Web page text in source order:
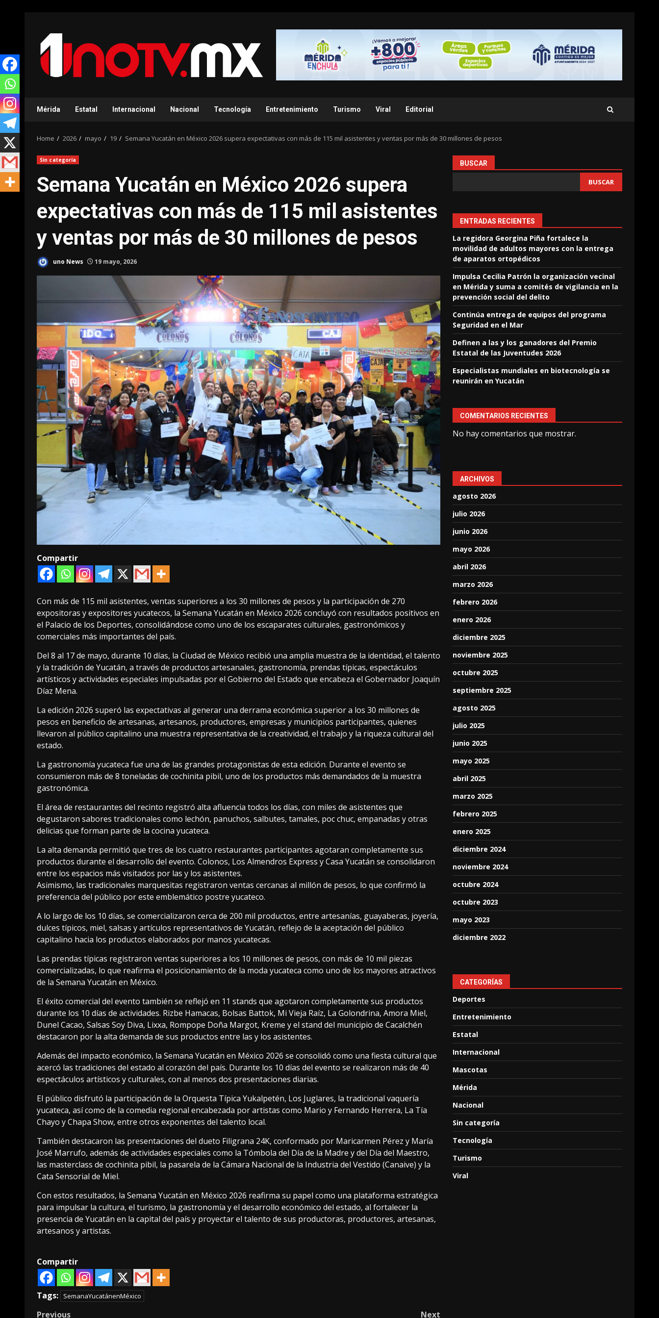
content
Mérida Estatal Internacional Nacional Tecnología Entretenimiento Turismo Viral Editorial
Home 2026 mayo 19 Semana Yucatán en México 2026 supera expectativas con más de 115 mil asistentes y ventas por más de 30 millones de pesos
Sin categoría
Semana Yucatán en México 2026 supera
expectativas con más de 115 mil asistentes
y ventas por más de 30 millones de pesos
uno News 19 mayo, 2026
Compartir
Con más de 115 mil asistentes, ventas superiores a los 30 millones de pesos y la participación de 270
expositoras y expositores yucatecos, la Semana Yucatán en México 2026 concluyó con resultados positivos en
el Palacio de los Deportes, consolidándose como uno de los escaparates culturales, gastronómicos y
comerciales más importantes del país.
Del 8 al 17 de mayo, durante 10 días, la Ciudad de México recibió una amplia muestra de la identidad, el talento
y la tradición de Yucatán, a través de productos artesanales, gastronomía, prendas típicas, espectáculos
artísticos y actividades especiales impulsadas por el Gobierno del Estado que encabeza el Gobernador Joaquín
Díaz Mena.
La edición 2026 superó las expectativas al generar una derrama económica superior a los 30 millones de
pesos en beneficio de artesanas, artesanos, productores, empresas y municipios participantes, quienes
llevaron al público capitalino una muestra representativa de la creatividad, el trabajo y la riqueza cultural del
estado.
La gastronomía yucateca fue una de las grandes protagonistas de esta edición. Durante el evento se
consumieron más de 8 toneladas de cochinita pibil, uno de los productos más demandados de la muestra
gastronómica.
El área de restaurantes del recinto registró alta afluencia todos los días, con miles de asistentes que
degustaron sabores tradicionales como lechón, panuchos, salbutes, tamales, poc chuc, empanadas y otras
delicias que forman parte de la cocina yucateca.
La alta demanda permitió que tres de los cuatro restaurantes participantes agotaran completamente sus
productos durante el desarrollo del evento. Colonos, Los Almendros Express y Casa Yucatán se consolidaron
entre los espacios más visitados por las y los asistentes.
Asimismo, las tradicionales marquesitas registraron ventas cercanas al millón de pesos, lo que confirmó la
preferencia del público por este emblemático postre yucateco.
A lo largo de los 10 días, se comercializaron cerca de 200 mil productos, entre artesanías, guayaberas, joyería,
dulces típicos, miel, salsas y artículos representativos de Yucatán, reflejo de la aceptación del público
capitalino hacia los productos elaborados por manos yucatecas.
Las prendas típicas registraron ventas superiores a los 10 millones de pesos, con más de 10 mil piezas
comercializadas, lo que reafirma el posicionamiento de la moda yucateca como uno de los mayores atractivos
de la Semana Yucatán en México.
El éxito comercial del evento también se reflejó en 11 stands que agotaron completamente sus productos
durante los 10 días de actividades. Rizbe Hamacas, Bolsas Battok, Mi Vieja Raíz, La Golondrina, Amora Miel,
Dunel Cacao, Salsas Soy Diva, Lixxa, Rompope Doña Margot, Kreme y el stand del municipio de Cacalchén
destacaron por la alta demanda de sus productos entre las y los asistentes.
Además del impacto económico, la Semana Yucatán en México 2026 se consolidó como una fiesta cultural que
acercó las tradiciones del estado al corazón del país. Durante los 10 días del evento se realizaron más de 40
espectáculos artísticos y culturales, con al menos dos presentaciones diarias.
El público disfrutó la participación de la Orquesta Típica Yukalpetén, Los Juglares, la tradicional vaquería
yucateca, así como de la comedia regional encabezada por artistas como Mario y Fernando Herrera, La Tía
Chayo y Chapa Show, entre otros exponentes del talento local.
También destacaron las presentaciones del dueto Filigrana 24K, conformado por Maricarmen Pérez y María
José Marrufo, además de actividades especiales como la Tómbola del Día de la Madre y del Día del Maestro,
las masterclass de cochinita pibil, la pasarela de la Cámara Nacional de la Industria del Vestido (Canaive) y la
Cata Sensorial de Miel.
Con estos resultados, la Semana Yucatán en México 2026 reafirma su papel como una plataforma estratégica
para impulsar la cultura, el turismo, la gastronomía y el desarrollo económico del estado, al fortalecer la
presencia de Yucatán en la capital del país y proyectar el talento de sus productoras, productores, artesanas,
artesanos y artistas.
Compartir
Tags: SemanaYucatánenMéxico
Previous
Next
BUSCAR
BUSCAR
ENTRADAS RECIENTES
La regidora Georgina Piña fortalece la
movilidad de adultos mayores con la entrega
de aparatos ortopédicos
Impulsa Cecilia Patrón la organización vecinal
en Mérida y suma a comités de vigilancia en la
prevención social del delito
Continúa entrega de equipos del programa
Seguridad en el Mar
Definen a las y los ganadores del Premio
Estatal de las Juventudes 2026
Especialistas mundiales en biotecnología se
reunirán en Yucatán
COMENTARIOS RECIENTES
No hay comentarios que mostrar.
ARCHIVOS
agosto 2026
julio 2026
junio 2026
mayo 2026
abril 2026
marzo 2026
febrero 2026
enero 2026
diciembre 2025
noviembre 2025
octubre 2025
septiembre 2025
agosto 2025
julio 2025
junio 2025
mayo 2025
abril 2025
marzo 2025
febrero 2025
enero 2025
diciembre 2024
noviembre 2024
octubre 2024
octubre 2023
mayo 2023
diciembre 2022
CATEGORÍAS
Deportes
Entretenimiento
Estatal
Internacional
Mascotas
Mérida
Nacional
Sin categoría
Tecnología
Turismo
Viral